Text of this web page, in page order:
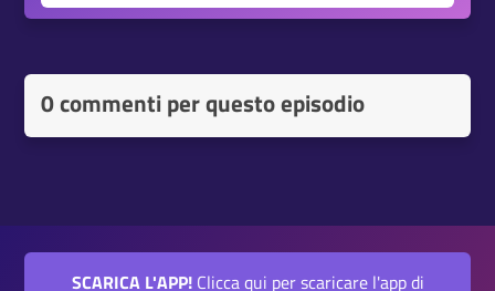
0 commenti per questo episodio
SCARICA L'APP!Clicca qui per scaricare l'app di